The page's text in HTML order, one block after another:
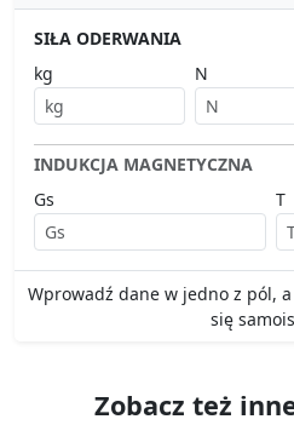
SIŁA ODERWANIA
kg
N
INDUKCJA MAGNETYCZNA
Gs
T
Wprowadź dane w jedno z pól,
się
Zobacz też